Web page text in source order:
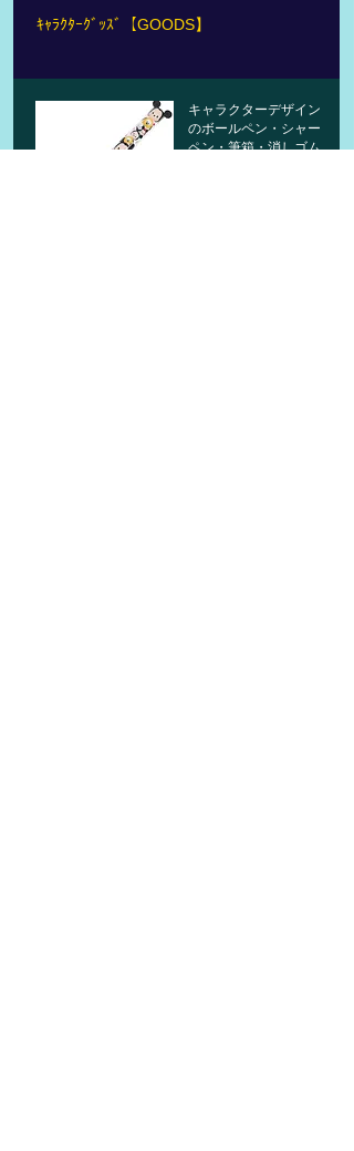
​ｷｬﾗｸﾀｰｸﾞｯｽﾞ【GOODS】
キャラクターデザイン
のボールペン・シャー
ペン・筆箱・消しゴム